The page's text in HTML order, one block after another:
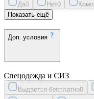
Да0 Нет0
Показать ещё
Доп. условия
Спецодежда и СИЗ
Выдается бесплатно0